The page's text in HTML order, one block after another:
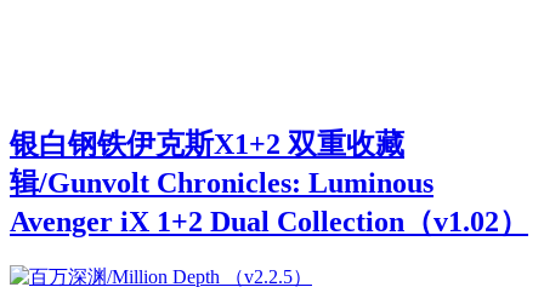
银白钢铁伊克斯X1+2 双重收藏
辑/Gunvolt Chronicles: Luminous
Avenger iX 1+2 Dual Collection（v1.02）